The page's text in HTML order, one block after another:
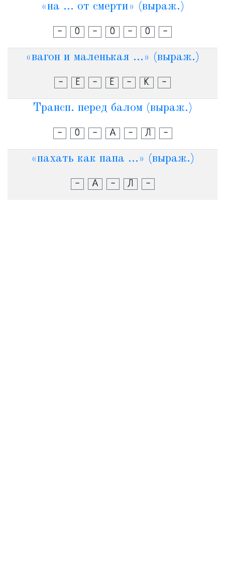
«на ... от смерти» (выраж.)
- О - О - О -
«вагон и маленькая ...» (выраж.)
- Е - Е - К -
Трансп. перед балом (выраж.)
- О - А - Л -
«пахать как папа ...» (выраж.)
- А - Л -